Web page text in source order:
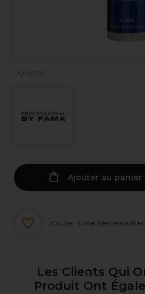
P041339
Ajouter au panier
Ajouter à ma liste de
Les Clients Qui
Produit Ont